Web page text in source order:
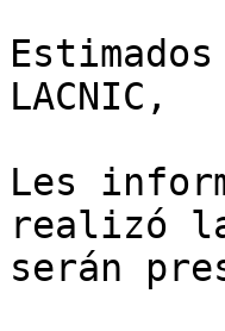
LACNIC,
Les
realizó
serán